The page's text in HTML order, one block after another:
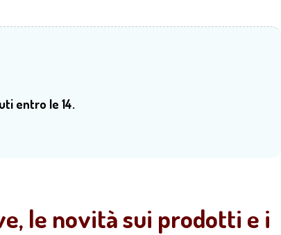
entro le 14.
le novità sui prodotti e i